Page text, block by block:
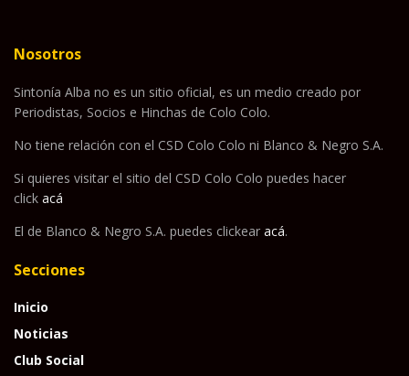
Nosotros
Sintonía Alba no es un sitio oficial, es un medio creado por
Periodistas, Socios e Hinchas de Colo Colo.
No tiene relación con el CSD Colo Colo ni Blanco & Negro S.A.
Si quieres visitar el sitio del CSD Colo Colo puedes hacer
click acá
El de Blanco & Negro S.A. puedes clickear acá.
Secciones
Inicio
Noticias
Club Social